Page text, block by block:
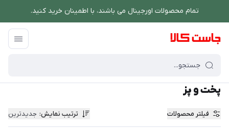
تمام محصولات اورجینال می باشند، با اطمینان خرید کنید.
فروشگاه اینترنتی جاست کالا
پخت و پز
فیلتر محصولات ترتیب نمایش: جدیدترین